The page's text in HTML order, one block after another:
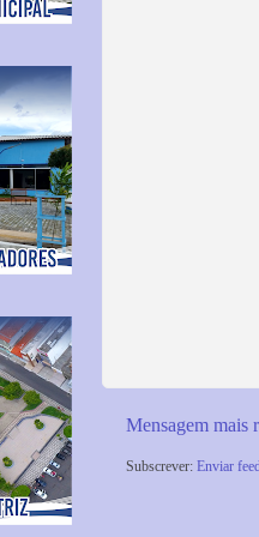
Mensagem mais
Subscrever: Enviar